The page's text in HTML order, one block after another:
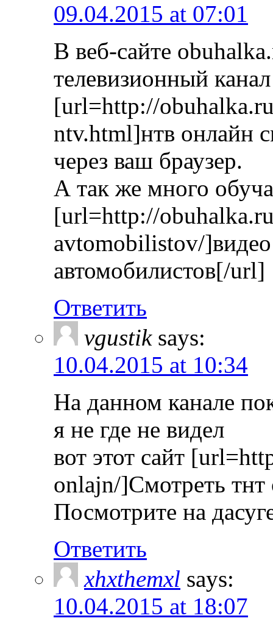
09.04.2015 at 07:01
В веб-сайте
телевизионный
[url=http://
ntv.html]нтв онлайн
через ваш браузер.
А так же много
[url=http://
avtomobilistov/
автомобилистов[/url]
Ответить
vgustik says:
10.04.2015 at 10:34
На данном канале
я не где не видел
вот этот сайт
onlajn/]Cмотреть
Посмотрите на
Ответить
xhxthemxl says:
10.04.2015 at 18:07